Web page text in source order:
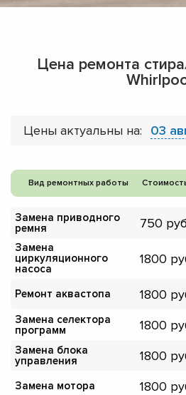
Цена ремонта
Цены актуальны на: 03
Вид ремонтных работы
Замена приводного
ремня
750
Замена
циркуляционного
насоса
1800
Ремонт аквастопа 1800
Замена селектора
программ
1800
Замена блока
управления
1800
Замена мотора 1800